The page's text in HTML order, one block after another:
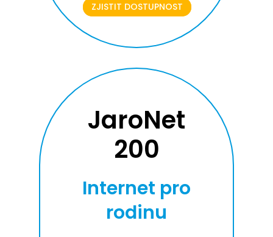
ZJISTIT DOSTUPNOST
JaroNet
200
Internet pro
rodinu